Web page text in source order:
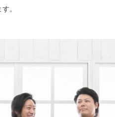
。